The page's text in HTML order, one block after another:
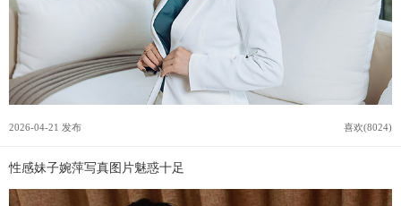
2026-04-21 发布 喜欢(8024)
性感妹子婉萍写真图片魅惑十足